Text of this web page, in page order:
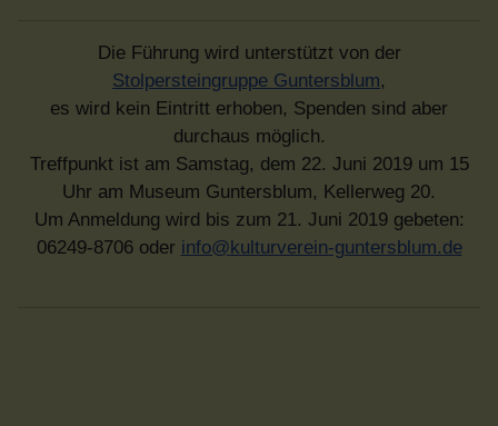
Die Führung wird unterstützt von der
Stolpersteingruppe Guntersblum,
es wird kein Eintritt erhoben, Spenden sind aber
durchaus möglich.
Treffpunkt ist am Samstag, dem 22. Juni 2019 um 15
Uhr am Museum Guntersblum, Kellerweg 20.
Um Anmeldung wird bis zum 21. Juni 2019 gebeten:
06249-8706 oder info@kulturverein-guntersblum.de